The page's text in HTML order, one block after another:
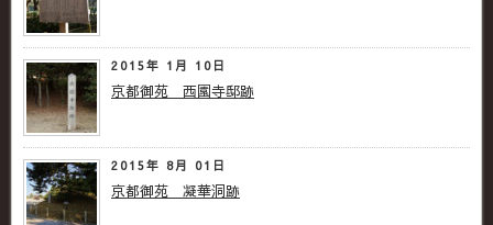
2015年 1月 10日
京都御苑 西園寺邸跡
2015年 8月 01日
京都御苑 凝華洞跡